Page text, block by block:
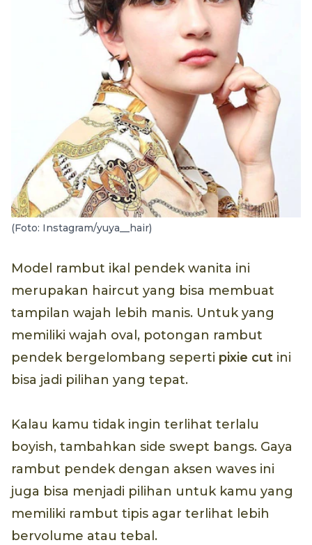
(Foto: Instagram/yuya__hair)
Model rambut ikal pendek wanita ini
merupakan haircut yang bisa membuat
tampilan wajah lebih manis. Untuk yang
memiliki wajah oval, potongan rambut
pendek bergelombang seperti pixie cut ini
bisa jadi pilihan yang tepat.
Kalau kamu tidak ingin terlihat terlalu
boyish, tambahkan side swept bangs. Gaya
rambut pendek dengan aksen waves ini
juga bisa menjadi pilihan untuk kamu yang
memiliki rambut tipis agar terlihat lebih
bervolume atau tebal.